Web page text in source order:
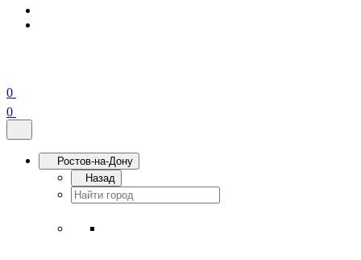
0
0
Ростов-на-Дону
Назад